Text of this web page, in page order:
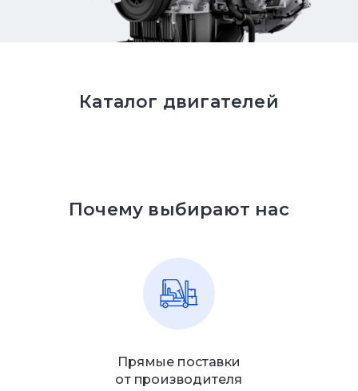
Каталог двигателей
Почему выбирают нас
Прямые поставки
от производителя